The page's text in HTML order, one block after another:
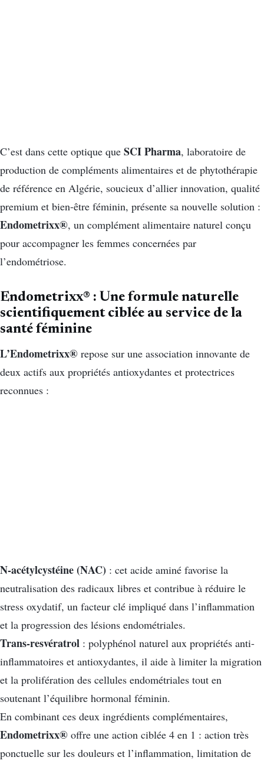
C’est dans cette optique que SCI Pharma, laboratoire de
production de compléments alimentaires et de phytothérapie
de référence en Algérie, soucieux d’allier innovation, qualité
premium et bien-être féminin, présente sa nouvelle solution :
Endometrixx®, un complément alimentaire naturel conçu
pour accompagner les femmes concernées par
l’endométriose.
Endometrixx® : Une formule naturelle
scientifiquement ciblée au service de la
santé féminine
L’Endometrixx® repose sur une association innovante de
deux actifs aux propriétés antioxydantes et protectrices
reconnues :
N-acétylcystéine (NAC) : cet acide aminé favorise la
neutralisation des radicaux libres et contribue à réduire le
stress oxydatif, un facteur clé impliqué dans l’inflammation
et la progression des lésions endométriales.
Trans-resvératrol : polyphénol naturel aux propriétés anti-
inflammatoires et antioxydantes, il aide à limiter la migration
et la prolifération des cellules endométriales tout en
soutenant l’équilibre hormonal féminin.
En combinant ces deux ingrédients complémentaires,
Endometrixx® offre une action ciblée 4 en 1 : action très
ponctuelle sur les douleurs et l’inflammation, limitation de